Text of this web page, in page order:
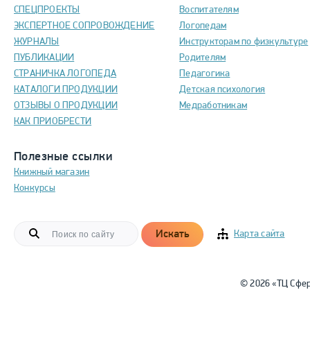
СПЕЦПРОЕКТЫ
ЭКСПЕРТНОЕ СОПРОВОЖДЕНИЕ
ЖУРНАЛЫ
ПУБЛИКАЦИИ
СТРАНИЧКА ЛОГОПЕДА
КАТАЛОГИ ПРОДУКЦИИ
ОТЗЫВЫ О ПРОДУКЦИИ
КАК ПРИОБРЕСТИ
Полезные ссылки
Книжный магазин
Конкурсы
Воспитателям
Логопедам
Инструкторам по физкультуре
Родителям
Педагогика
Детская психология
Медработникам
Искать Карта сайта
© 2026 «ТЦ